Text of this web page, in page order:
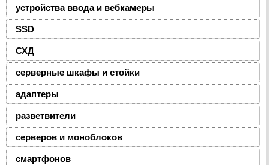
устройства ввода и вебкамеры
SSD
СХД
серверные шкафы и стойки
адаптеры
разветвители
серверов и моноблоков
смартфонов